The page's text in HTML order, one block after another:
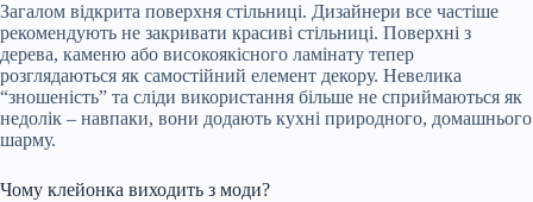
Загалом відкрита поверхня стільниці. Дизайнери все частіше
рекомендують не закривати красиві стільниці. Поверхні з
дерева, каменю або високоякісного ламінату тепер
розглядаються як самостійний елемент декору. Невелика
“зношеність” та сліди використання більше не сприймаються як
недолік – навпаки, вони додають кухні природного, домашнього
шарму.
Чому клейонка виходить з моди?